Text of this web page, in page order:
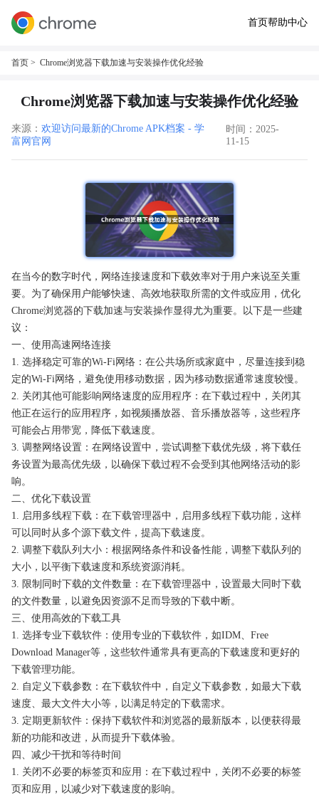
首页帮助中心
首页 > Chrome浏览器下载加速与安装操作优化经验
Chrome浏览器下载加速与安装操作优化经验
来源： 欢迎访问最新的Chrome APK档案 - 学
富网官网
时间：2025-
11-15
在当今的数字时代，网络连接速度和下载效率对于用户来说至关重
要。为了确保用户能够快速、高效地获取所需的文件或应用，优化
Chrome浏览器的下载加速与安装操作显得尤为重要。以下是一些建
议：
一、使用高速网络连接
1. 选择稳定可靠的Wi-Fi网络：在公共场所或家庭中，尽量连接到稳
定的Wi-Fi网络，避免使用移动数据，因为移动数据通常速度较慢。
2. 关闭其他可能影响网络速度的应用程序：在下载过程中，关闭其
他正在运行的应用程序，如视频播放器、音乐播放器等，这些程序
可能会占用带宽，降低下载速度。
3. 调整网络设置：在网络设置中，尝试调整下载优先级，将下载任
务设置为最高优先级，以确保下载过程不会受到其他网络活动的影
响。
二、优化下载设置
1. 启用多线程下载：在下载管理器中，启用多线程下载功能，这样
可以同时从多个源下载文件，提高下载速度。
2. 调整下载队列大小：根据网络条件和设备性能，调整下载队列的
大小，以平衡下载速度和系统资源消耗。
3. 限制同时下载的文件数量：在下载管理器中，设置最大同时下载
的文件数量，以避免因资源不足而导致的下载中断。
三、使用高效的下载工具
1. 选择专业下载软件：使用专业的下载软件，如IDM、Free
Download Manager等，这些软件通常具有更高的下载速度和更好的
下载管理功能。
2. 自定义下载参数：在下载软件中，自定义下载参数，如最大下载
速度、最大文件大小等，以满足特定的下载需求。
3. 定期更新软件：保持下载软件和浏览器的最新版本，以便获得最
新的功能和改进，从而提升下载体验。
四、减少干扰和等待时间
1. 关闭不必要的标签页和应用：在下载过程中，关闭不必要的标签
页和应用，以减少对下载速度的影响。